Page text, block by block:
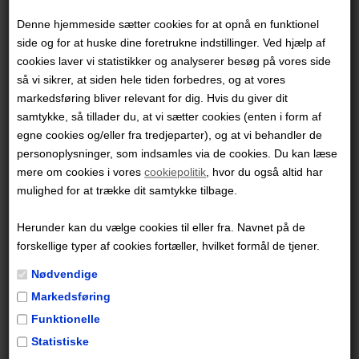
Denne hjemmeside sætter cookies for at opnå en funktionel
side og for at huske dine foretrukne indstillinger. Ved hjælp af
cookies laver vi statistikker og analyserer besøg på vores side
så vi sikrer, at siden hele tiden forbedres, og at vores
markedsføring bliver relevant for dig. Hvis du giver dit
samtykke, så tillader du, at vi sætter cookies (enten i form af
egne cookies og/eller fra tredjeparter), og at vi behandler de
personoplysninger, som indsamles via de cookies. Du kan læse
mere om cookies i vorescookiepolitik , hvor du også altid har
mulighed for at trække dit samtykke tilbage.
Herunder kan du vælge cookies til eller fra. Navnet på de
forskellige typer af cookies fortæller, hvilket formål de tjener.
Nødvendige
Markedsføring
Funktionelle
Statistiske
rører på sig … eller rettere sagt springer fra sten til
sten. Et mystisk rim bliver starten på en besynderlig
skattejagt for søstrene Gyldenhjerte, men også starten
på en voksende følelse af, at de mangler noget. For
hvad gemmer der sig blandt Pyrenæernes fortryllede
skove og snedækkede stier? Og kan deres far
nogensinde give slip på stjernerne?
De tre pigers indbyrdes relationer er godt beskrevet, og
Måske er du også interesseret i disse
udgivelser